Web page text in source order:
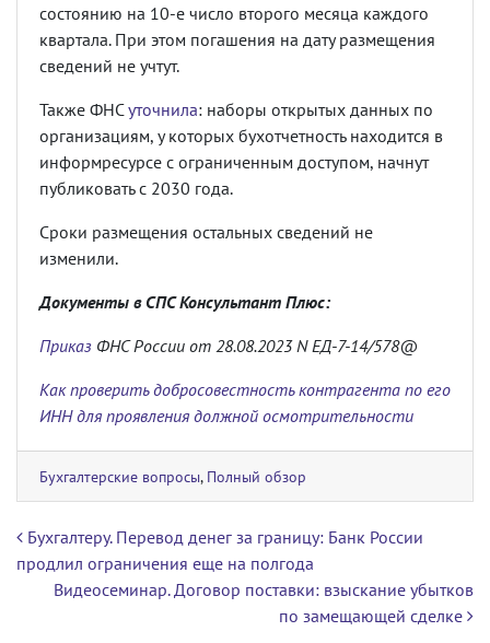
состоянию на 10-е число второго месяца каждого
квартала. При этом погашения на дату размещения
сведений не учтут.
Также ФНСуточнила: наборы открытых данных по
организациям, у которых бухотчетность находится в
информресурсе с ограниченным доступом, начнут
публиковать с 2030 года.
Сроки размещения остальных сведений не
изменили.
Документы в СПС Консультант Плюс:
Приказ ФНС России от 28.08.2023 N ЕД-7-14/578@
Как проверить добросовестность контрагента по его
ИНН для проявления должной осмотрительности
Бухгалтерские вопросы, Полный обзор
Навигация по записям
Бухгалтеру. Перевод денег за границу: Банк России
продлил ограничения еще на полгода
Видеосеминар. Договор поставки: взыскание убытков
по замещающей сделке